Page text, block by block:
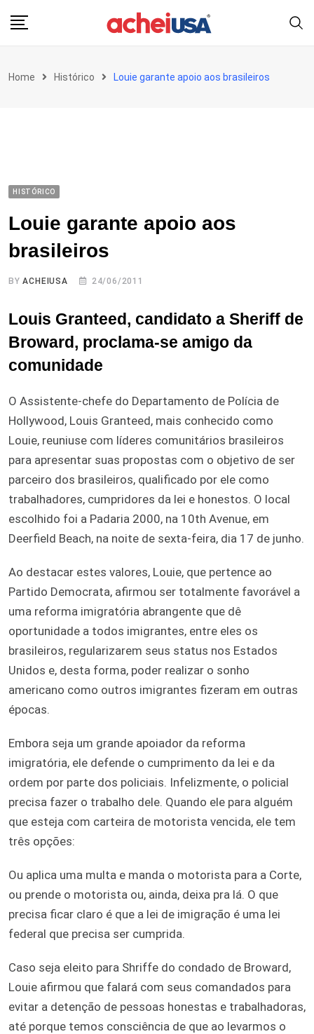
Home Histórico Louie garante apoio aos brasileiros
HISTÓRICO
Louie garante apoio aos
brasileiros
BYACHEIUSA 24/06/2011
Louis Granteed, candidato a Sheriff de
Broward, proclama-se amigo da
comunidade
O Assistente-chefe do Departamento de Polícia de
Hollywood, Louis Granteed, mais conhecido como
Louie, reuniuse com líderes comunitários brasileiros
para apresentar suas propostas com o objetivo de ser
parceiro dos brasileiros, qualificado por ele como
trabalhadores, cumpridores da lei e honestos. O local
escolhido foi a Padaria 2000, na 10th Avenue, em
Deerfield Beach, na noite de sexta-feira, dia 17 de junho.
Ao destacar estes valores, Louie, que pertence ao
Partido Democrata, afirmou ser totalmente favorável a
uma reforma imigratória abrangente que dê
oportunidade a todos imigrantes, entre eles os
brasileiros, regularizarem seus status nos Estados
Unidos e, desta forma, poder realizar o sonho
americano como outros imigrantes fizeram em outras
épocas.
Embora seja um grande apoiador da reforma
imigratória, ele defende o cumprimento da lei e da
ordem por parte dos policiais. Infelizmente, o policial
precisa fazer o trabalho dele. Quando ele para alguém
que esteja com carteira de motorista vencida, ele tem
três opções:
Ou aplica uma multa e manda o motorista para a Corte,
ou prende o motorista ou, ainda, deixa pra lá. O que
precisa ficar claro é que a lei de imigração é uma lei
federal que precisa ser cumprida.
Caso seja eleito para Shriffe do condado de Broward,
Louie afirmou que falará com seus comandados para
evitar a detenção de pessoas honestas e trabalhadoras,
até porque temos consciência de que ao levarmos o